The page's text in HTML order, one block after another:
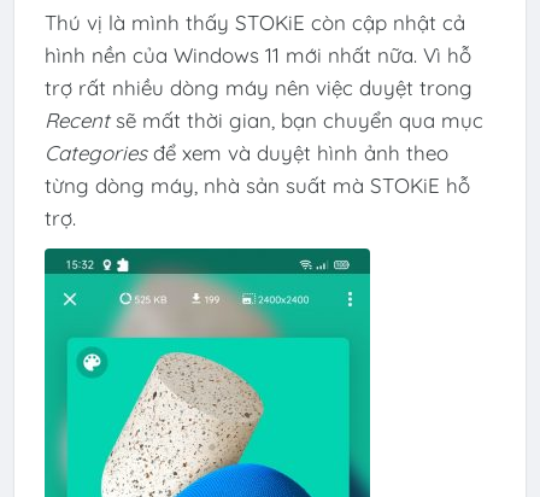
Thú vị là mình thấy STOKiE còn cập nhật cả
hình nền của Windows 11 mới nhất nữa. Vì hỗ
trợ rất nhiều dòng máy nên việc duyệt trong
Recentsẽ mất thời gian, bạn chuyển qua mục
Categoriesđể xem và duyệt hình ảnh theo
từng dòng máy, nhà sản suất mà STOKiE hỗ
trợ.